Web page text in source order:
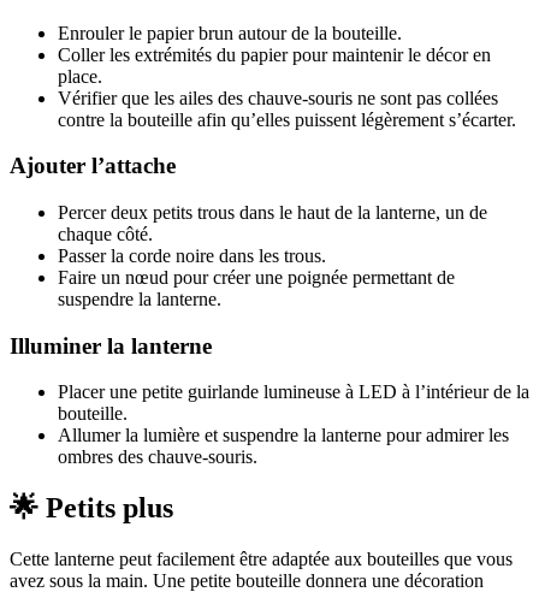
Enrouler le papier brun autour de la bouteille.
Coller les extrémités du papier pour maintenir le décor en
place.
Vérifier que les ailes des chauve-souris ne sont pas collées
contre la bouteille afin qu’elles puissent légèrement s’écarter.
Ajouter l’attache
Percer deux petits trous dans le haut de la lanterne, un de
chaque côté.
Passer la corde noire dans les trous.
Faire un nœud pour créer une poignée permettant de
suspendre la lanterne.
Illuminer la lanterne
Placer une petite guirlande lumineuse à LED à l’intérieur de la
bouteille.
Allumer la lumière et suspendre la lanterne pour admirer les
ombres des chauve-souris.
🌟 Petits plus
Cette lanterne peut facilement être adaptée aux bouteilles que vous
avez sous la main. Une petite bouteille donnera une décoration